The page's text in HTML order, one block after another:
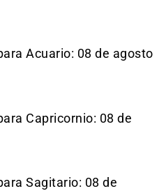
Acuario: 08 de agosto
Capricornio: 08 de
Sagitario: 08 de